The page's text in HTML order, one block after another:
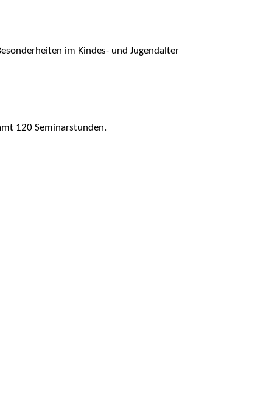
im Kindes- und Jugendalter
120 Seminarstunden.